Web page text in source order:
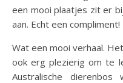
een mooi plaatjes zit er
aan. Echt een compliment!
Wat een mooi verhaal.
ook erg plezierig om te
Australische